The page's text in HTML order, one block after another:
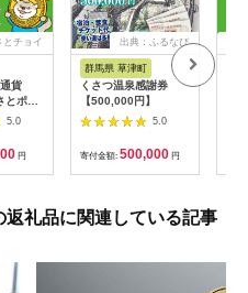
チョイ
ス
貨
ポイ
】
5.0
円
出典：ふるなび
群馬県 草津町
くさつ温泉感謝券
【500,000円】
5.0
寄付金額: 500,000 円
礼品に関連している記事